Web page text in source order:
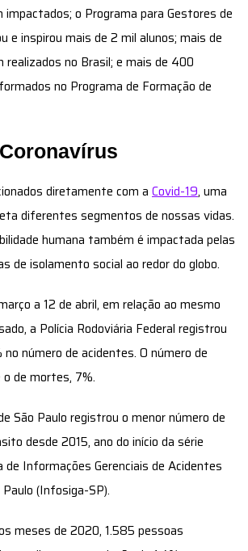
o Programa para Gestores de
e inspirou mais de 2 mil alunos; mais de
no Brasil; e mais de 400
no Programa de Formação de
diretamente com a Covid-19, uma
diferentes segmentos de nossas vidas.
humana também é impactada pelas
de isolamento social ao redor do globo.
a 12 de abril, em relação ao mesmo
a Polícia Rodoviária Federal registrou
número de acidentes. O número de
de mortes, 7%.
São Paulo registrou o menor número de
desde 2015, ano do início da série
Informações Gerenciais de Acidentes
(Infosiga-SP).
meses de 2020, 1.585 pessoas